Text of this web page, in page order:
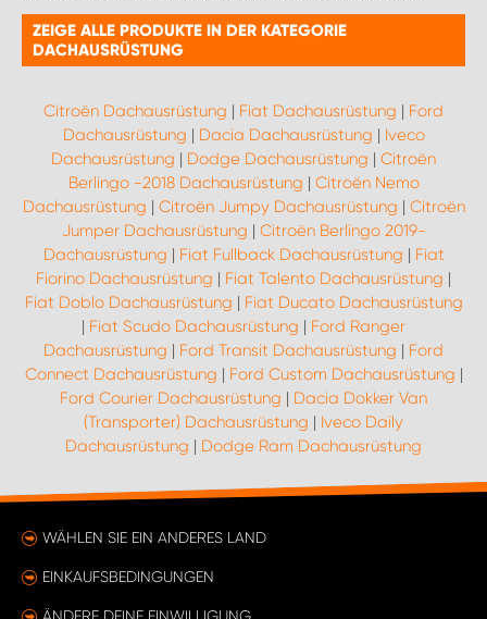
ZEIGE ALLE PRODUKTE IN DER KATEGORIE
DACHAUSRÜSTUNG
Citroën Dachausrüstung | Fiat Dachausrüstung | Ford
Dachausrüstung | Dacia Dachausrüstung | Iveco
Dachausrüstung | Dodge Dachausrüstung | Citroën
Berlingo -2018 Dachausrüstung | Citroën Nemo
Dachausrüstung | Citroën Jumpy Dachausrüstung | Citroën
Jumper Dachausrüstung | Citroën Berlingo 2019-
Dachausrüstung | Fiat Fullback Dachausrüstung | Fiat
Fiorino Dachausrüstung | Fiat Talento Dachausrüstung |
Fiat Doblo Dachausrüstung | Fiat Ducato Dachausrüstung
| Fiat Scudo Dachausrüstung | Ford Ranger
Dachausrüstung | Ford Transit Dachausrüstung | Ford
Connect Dachausrüstung | Ford Custom Dachausrüstung |
Ford Courier Dachausrüstung | Dacia Dokker Van
(Transporter) Dachausrüstung | Iveco Daily
Dachausrüstung | Dodge Ram Dachausrüstung
WÄHLEN SIE EIN ANDERES LAND
EINKAUFSBEDINGUNGEN